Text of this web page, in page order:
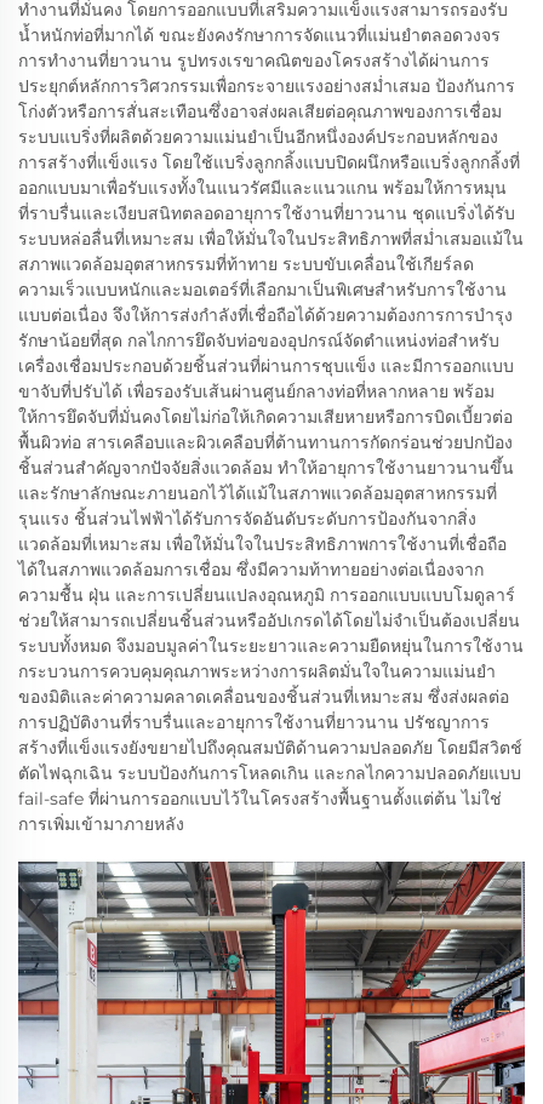
ทำงานที่มั่นคง โดยการออกแบบที่เสริมความแข็งแรงสามารถรองรับ
น้ำหนักท่อที่มากได้ ขณะยังคงรักษาการจัดแนวที่แม่นยำตลอดวงจร
การทำงานที่ยาวนาน รูปทรงเรขาคณิตของโครงสร้างได้ผ่านการ
ประยุกต์หลักการวิศวกรรมเพื่อกระจายแรงอย่างสม่ำเสมอ ป้องกันการ
โก่งตัวหรือการสั่นสะเทือนซึ่งอาจส่งผลเสียต่อคุณภาพของการเชื่อม
ระบบแบริ่งที่ผลิตด้วยความแม่นยำเป็นอีกหนึ่งองค์ประกอบหลักของ
การสร้างที่แข็งแรง โดยใช้แบริ่งลูกกลิ้งแบบปิดผนึกหรือแบริ่งลูกกลิ้งที่
ออกแบบมาเพื่อรับแรงทั้งในแนวรัศมีและแนวแกน พร้อมให้การหมุน
ที่ราบรื่นและเงียบสนิทตลอดอายุการใช้งานที่ยาวนาน ชุดแบริ่งได้รับ
ระบบหล่อลื่นที่เหมาะสม เพื่อให้มั่นใจในประสิทธิภาพที่สม่ำเสมอแม้ใน
สภาพแวดล้อมอุตสาหกรรมที่ท้าทาย ระบบขับเคลื่อนใช้เกียร์ลด
ความเร็วแบบหนักและมอเตอร์ที่เลือกมาเป็นพิเศษสำหรับการใช้งาน
แบบต่อเนื่อง จึงให้การส่งกำลังที่เชื่อถือได้ด้วยความต้องการการบำรุง
รักษาน้อยที่สุด กลไกการยึดจับท่อของอุปกรณ์จัดตำแหน่งท่อสำหรับ
เครื่องเชื่อมประกอบด้วยชิ้นส่วนที่ผ่านการชุบแข็ง และมีการออกแบบ
ขาจับที่ปรับได้ เพื่อรองรับเส้นผ่านศูนย์กลางท่อที่หลากหลาย พร้อม
ให้การยึดจับที่มั่นคงโดยไม่ก่อให้เกิดความเสียหายหรือการบิดเบี้ยวต่อ
พื้นผิวท่อ สารเคลือบและผิวเคลือบที่ต้านทานการกัดกร่อนช่วยปกป้อง
ชิ้นส่วนสำคัญจากปัจจัยสิ่งแวดล้อม ทำให้อายุการใช้งานยาวนานขึ้น
และรักษาลักษณะภายนอกไว้ได้แม้ในสภาพแวดล้อมอุตสาหกรรมที่
รุนแรง ชิ้นส่วนไฟฟ้าได้รับการจัดอันดับระดับการป้องกันจากสิ่ง
แวดล้อมที่เหมาะสม เพื่อให้มั่นใจในประสิทธิภาพการใช้งานที่เชื่อถือ
ได้ในสภาพแวดล้อมการเชื่อม ซึ่งมีความท้าทายอย่างต่อเนื่องจาก
ความชื้น ฝุ่น และการเปลี่ยนแปลงอุณหภูมิ การออกแบบแบบโมดูลาร์
ช่วยให้สามารถเปลี่ยนชิ้นส่วนหรืออัปเกรดได้โดยไม่จำเป็นต้องเปลี่ยน
ระบบทั้งหมด จึงมอบมูลค่าในระยะยาวและความยืดหยุ่นในการใช้งาน
กระบวนการควบคุมคุณภาพระหว่างการผลิตมั่นใจในความแม่นยำ
ของมิติและค่าความคลาดเคลื่อนของชิ้นส่วนที่เหมาะสม ซึ่งส่งผลต่อ
การปฏิบัติงานที่ราบรื่นและอายุการใช้งานที่ยาวนาน ปรัชญาการ
สร้างที่แข็งแรงยังขยายไปถึงคุณสมบัติด้านความปลอดภัย โดยมีสวิตช์
ตัดไฟฉุกเฉิน ระบบป้องกันการโหลดเกิน และกลไกความปลอดภัยแบบ
fail-safe ที่ผ่านการออกแบบไว้ในโครงสร้างพื้นฐานตั้งแต่ต้น ไม่ใช่
การเพิ่มเข้ามาภายหลัง